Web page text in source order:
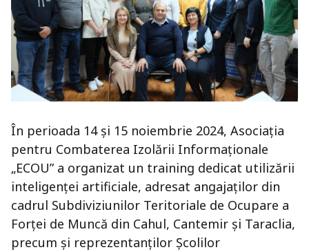
În perioada 14 și 15 noiembrie 2024, Asociația
pentru Combaterea Izolării Informaționale
„ECOU” a organizat un training dedicat utilizării
inteligenței artificiale, adresat angajaților din
cadrul Subdiviziunilor Teritoriale de Ocupare a
Forței de Muncă din Cahul, Cantemir și Taraclia,
precum și reprezentanților Școlilor